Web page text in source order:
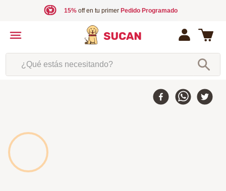
15%off en tu primer Pedido Programado
¿Qué estás necesitando?
-10 %